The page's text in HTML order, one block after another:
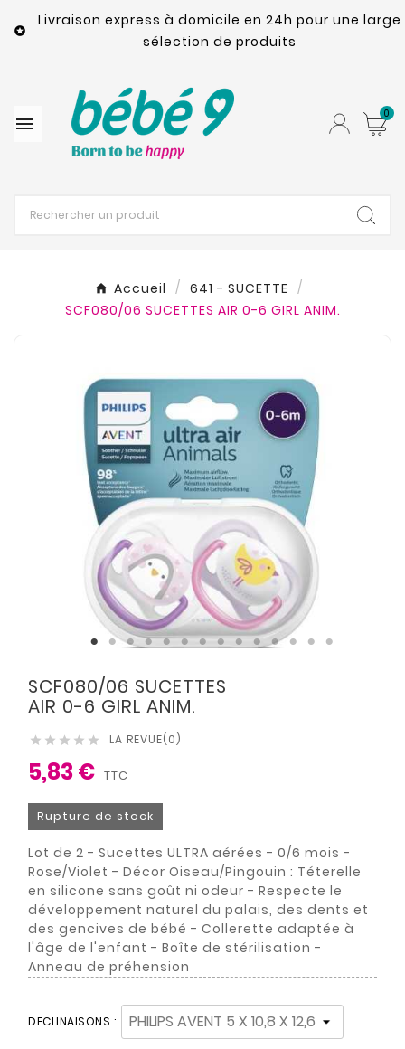

Livraison express à domicile en 24h pour une large
sélection de produits
 0
Accueil
641 - SUCETTE
SCF080/06 SUCETTES AIR 0-6 GIRL ANIM.
SCF080/06 SUCETTES
AIR 0-6 GIRL ANIM.
     LA REVUE(0)
5,83 € TTC
Rupture de stock
Lot de 2 - Sucettes ULTRA aérées - 0/6 mois -
Rose/Violet - Décor Oiseau/Pingouin : Téterelle
en silicone sans goût ni odeur - Respecte le
développement naturel du palais, des dents et
des gencives de bébé - Collerette adaptée à
l'âge de l'enfant - Boîte de stérilisation -
Anneau de préhension
DECLINAISONS :